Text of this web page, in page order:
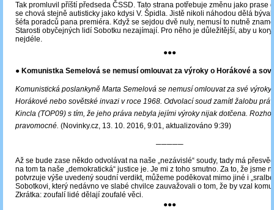
Tak promluvil příští předseda ČSSD. Tato strana potřebuje změnu jako prase
se chová stejně autisticky jako kdysi V. Špidla. Jistě nikoli náhodou dělá
šéfa poradců pana premiéra. Když se sejdou dvě nuly, nemusí to nutně
Starosti obyčejných lidí Sobotku nezajímají. Pro něho je důležitější, aby u
nejdéle.
●●●
● Komunistka Semelová se nemusí omlouvat za výroky o Horákové a
Komunistická poslankyně Marta Semelová se nemusí omlouvat za své výroky
Horákové nebo sovětské invazi v roce 1968. Odvolací soud zamítl žalobu
Kincla (TOP09) s tím, že jeho práva nebyla jejími výroky nijak dotčena.
pravomocné. (Novinky.cz, 13. 10. 2016, 9:01, aktualizováno 9:39)
─────
Až se bude zase někdo odvolávat na naše „nezávislé“ soudy, tady má
na tom ta naše „demokratická“ justice je. Je mi z toho smutno. Za to, že jsme
potvrzuje výše uvedený soudní verdikt, můžeme poděkovat mimo jiné i
Sobotkovi, který nedávno ve slabé chvilce zauvažovali o tom, že by vzal
Zkrátka: zoufalí lidé dělají zoufalé věci.
●●●